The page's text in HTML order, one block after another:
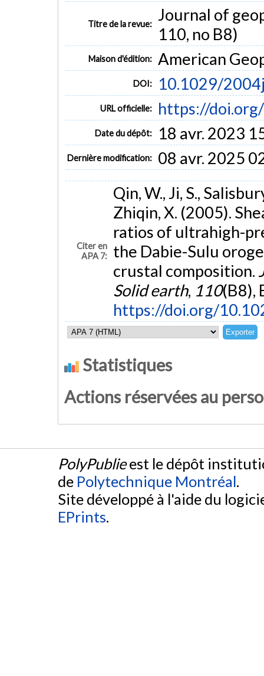
Titre de la revue: Journal of
110, no B8)
Maison d'édition: American
DOI: 10.1029/
URL officielle: https://
Date du dépôt: 18 avr. 2023
Dernière modification: 08 avr. 2025
Citer en
APA 7:
Qin, W., Ji, S.,
Zhiqin, X. (2005).
ratios of ultrahigh-
the Dabie-Sulu
crustal composition.
Solid earth, 110(B8),
https://doi.org/
Statistiques
Actions réservées au
PolyPublieest le dépôt
de Polytechnique Montréal.
Site développé à l'aide du
EPrints.